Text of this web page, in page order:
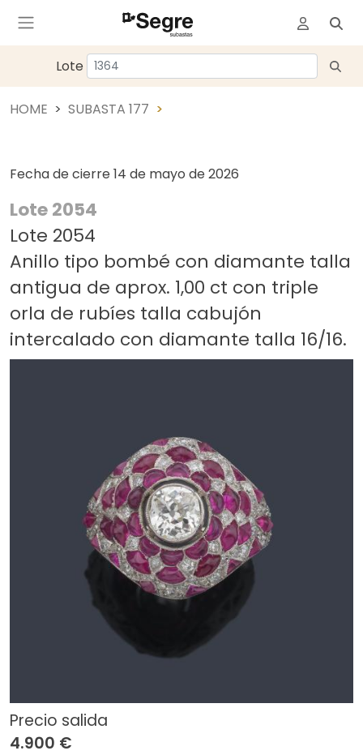
Lote
HOME SUBASTA 177
Fecha de cierre 14 de mayo de 2026
Lote 2054
Lote 2054
Anillo tipo bombé con diamante talla
antigua de aprox. 1,00 ct con triple
orla de rubíes talla cabujón
intercalado con diamante talla 16/16.
Precio salida
4.900 €